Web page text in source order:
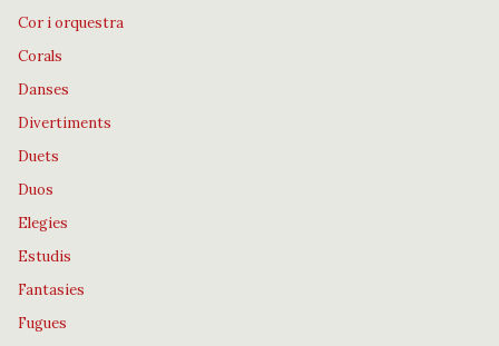
Cor i orquestra
Corals
Danses
Divertiments
Duets
Duos
Elegies
Estudis
Fantasies
Fugues